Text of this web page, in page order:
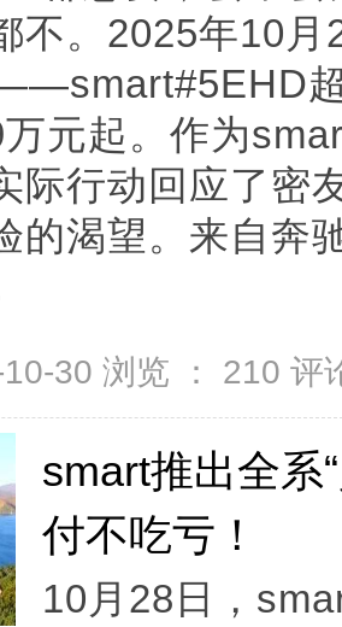
不。2025年10
元起。作为
际行动回应了密
的渴望。来自奔
30 浏览 ： 210 评
smart推出全系
付不吃亏！
10月28日，